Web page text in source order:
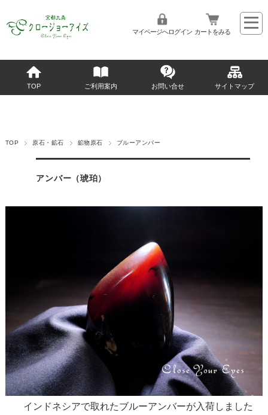
マイページへログイン カートをみる
TOP ご利用案内 お問い合せ サイトマップ
TOP 原石・鉱石 鉱物原石 ブルーアンバー
アンバー（琥珀）
インドネシアで取れたブルーアンバーが入荷しました